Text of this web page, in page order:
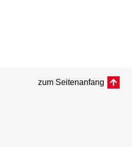
zum Seitenanfang